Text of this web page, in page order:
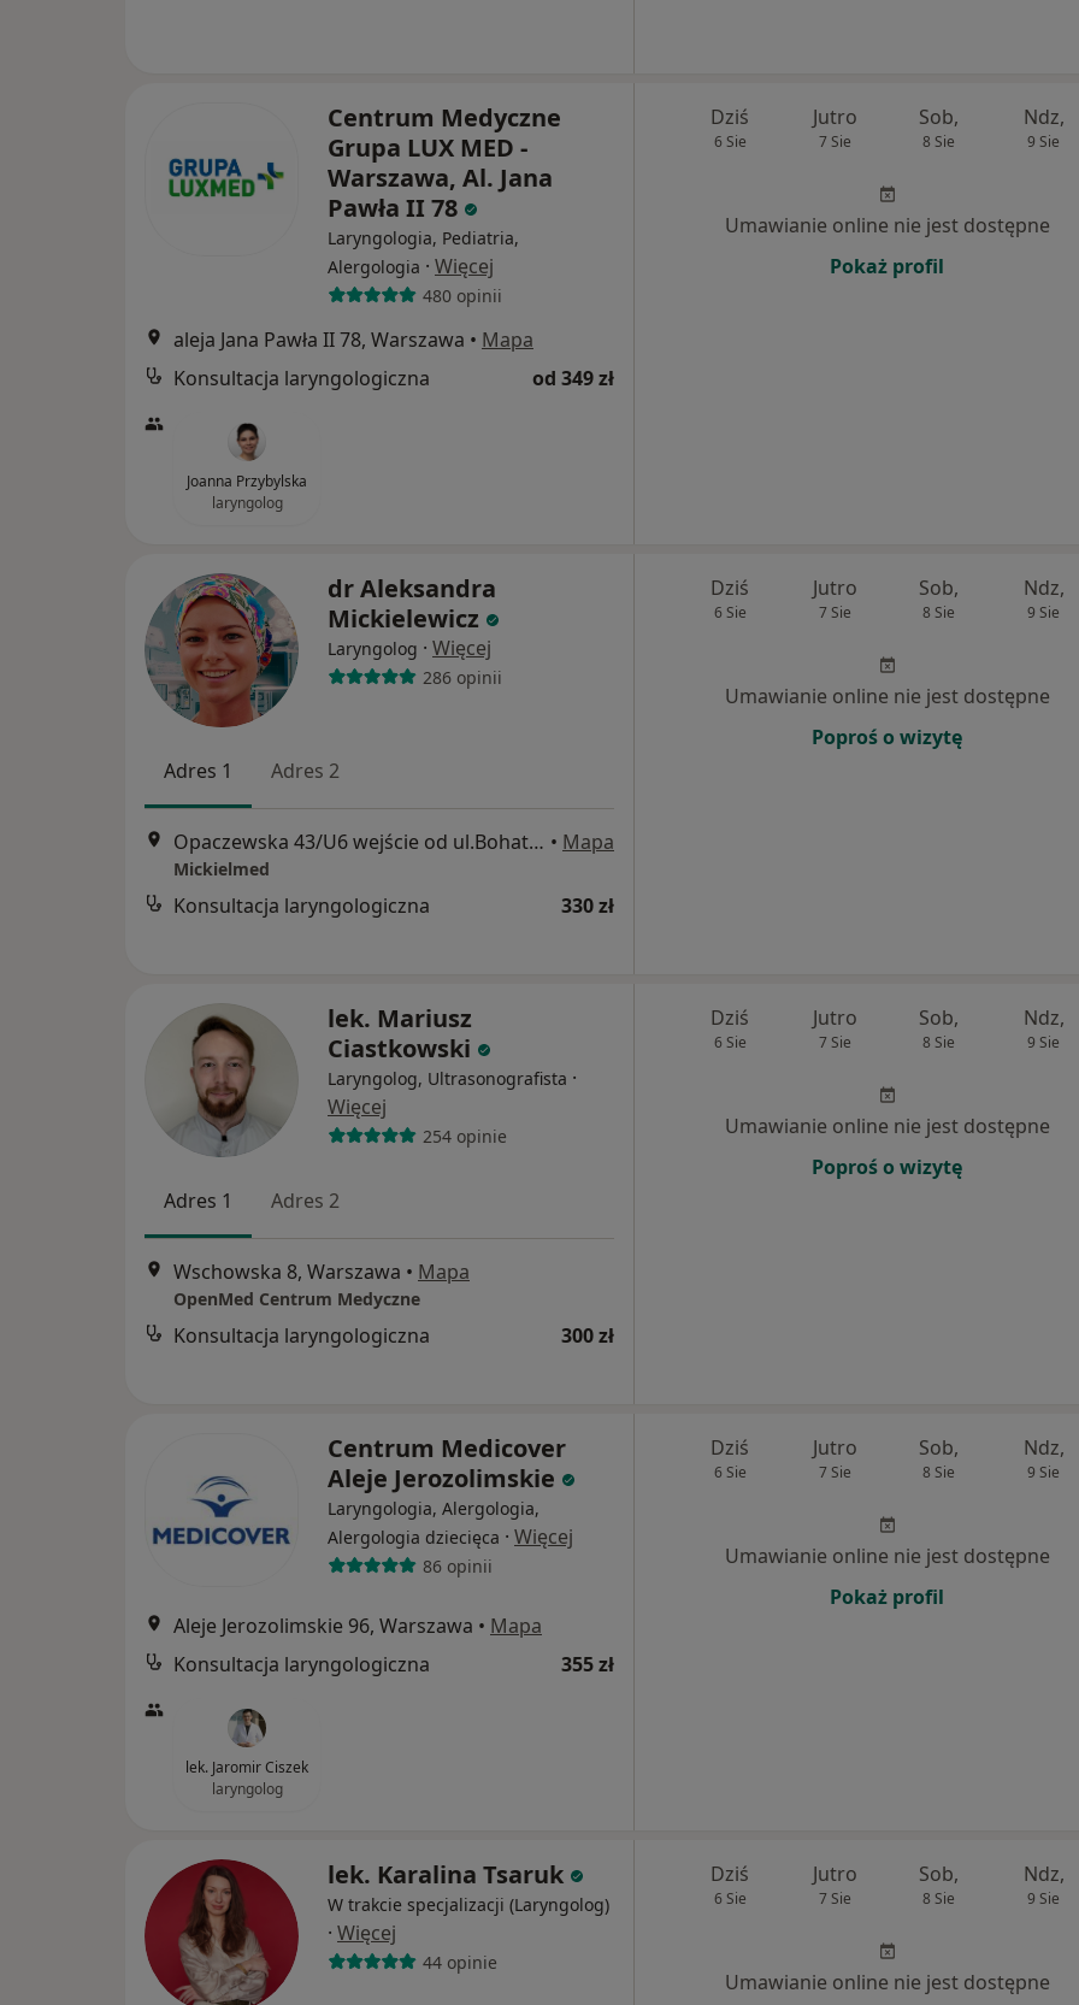
Centrum Medyczne
Grupa LUX MED -
Warszawa, Al. Jana
Pawła II 78
Laryngologia, Pediatria,
Alergologia · Więcej
480 opinii
aleja Jana Pawła II 78, Warszawa • Mapa
Konsultacja laryngologiczna
od 349 zł
Joanna Przybylska
laryngolog
Dziś
6 Sie
Jutro
7 Sie
Sob,
8 Sie
Ndz,
9 Sie
Umawianie online nie jest dostępne
Pokaż profil
dr Aleksandra
Mickielewicz
Laryngolog · Więcej
286 opinii
Adres 1 Adres 2
Opaczewska 43/U6 wejście od ul.Bohaterów Września, Warszawa • Mapa
Mickielmed
Konsultacja laryngologiczna 330 zł
Dziś
6 Sie
Jutro
7 Sie
Sob,
8 Sie
Ndz,
9 Sie
Umawianie online nie jest dostępne
Poproś o wizytę
lek. Mariusz
Ciastkowski
Laryngolog, Ultrasonografista ·
Więcej
254 opinie
Adres 1 Adres 2
Wschowska 8, Warszawa • Mapa
OpenMed Centrum Medyczne
Konsultacja laryngologiczna 300 zł
Dziś
6 Sie
Jutro
7 Sie
Sob,
8 Sie
Ndz,
9 Sie
Umawianie online nie jest dostępne
Poproś o wizytę
Centrum Medicover
Aleje Jerozolimskie
Laryngologia, Alergologia,
Alergologia dziecięca · Więcej
86 opinii
Aleje Jerozolimskie 96, Warszawa • Mapa
Konsultacja laryngologiczna
355 zł
lek. Jaromir Ciszek
laryngolog
Dziś
6 Sie
Jutro
7 Sie
Sob,
8 Sie
Ndz,
9 Sie
Umawianie online nie jest dostępne
Pokaż profil
lek. Karalina Tsaruk
W trakcie specjalizacji (Laryngolog)
· Więcej
44 opinie
Dziś
6 Sie
Jutro
7 Sie
Sob,
8 Sie
Ndz,
9 Sie
Umawianie online nie jest dostępne